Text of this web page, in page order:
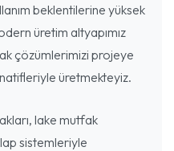
beklentilerine yüksek
üretim altyapımız
çözümlerimizi projeye
üretmekteyiz.
lake mutfak
sistemleriyle